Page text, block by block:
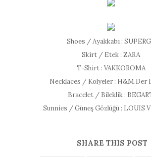
Shoes / Ayakkabı :
Skirt / Etek : ZARA
T-Shirt : VAKKOROMA
Necklaces / Kolyeler : H&M.Der
Bracelet / Bileklik :
Sunnies / Güneş Gözlüğü : LOUIS
SHARE THIS POST